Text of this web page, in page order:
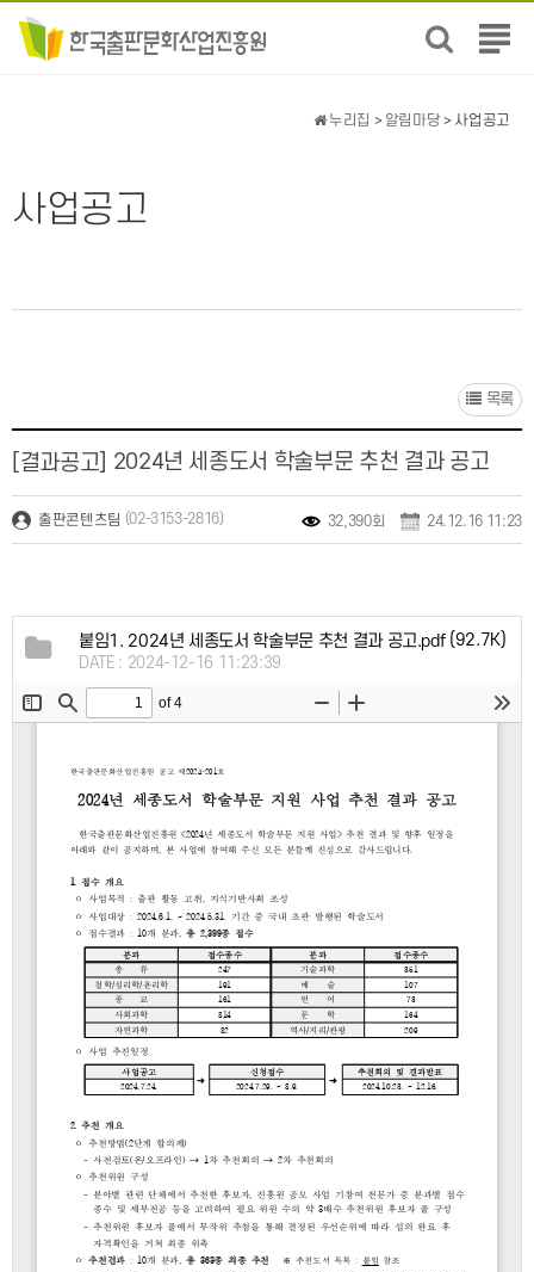
전
뉴
사업공고
누리집 > 알림마당 > 사업공고
목록
[결과공고] 2024년 세종도서 학술부문 추천 결과 공고
출판콘텐츠팀 (02-3153-2816) 32,390회 24.12.16 11:23
붙임1. 2024년 세종도서 학술부문 추천 결과 공고.pdf(92.7K)
DATE : 2024-12-16 11:23:39